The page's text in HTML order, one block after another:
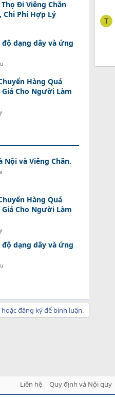
Đi Viêng Chăn
Chi Phí Hợp Lý
dạng dây và ứng
Hàng Quá
Cho Người Làm
Nội và Viêng Chăn.
Hàng Quá
Cho Người Làm
dạng dây và ứng
đăng ký để bình luận.
T
Liên hệ Quy định và Nội quy